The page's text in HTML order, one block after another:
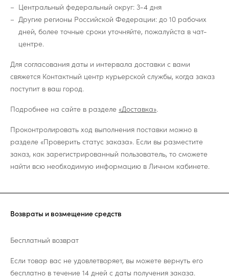
Центральный федеральный округ: 3-4 дня
Другие регионы Российской Федерации: до 10 рабочих
дней, более точные сроки уточняйте, пожалуйста в чат-
центре.
Для согласования даты и интервала доставки с вами
свяжется Контактный центр курьерской службы, когда заказ
поступит в ваш город.
Подробнее на сайте в разделе «Доставка».
Проконтролировать ход выполнения поставки можно в
разделе «Проверить статус заказа». Если вы разместите
заказ, как зарегистрированный пользователь, то сможете
найти всю необходимую информацию в Личном кабинете.
Возвраты и возмещение средств
Бесплатный возврат
Если товар вас не удовлетворяет, вы можете вернуть его
бесплатно в течение 14 дней с даты получения заказа.